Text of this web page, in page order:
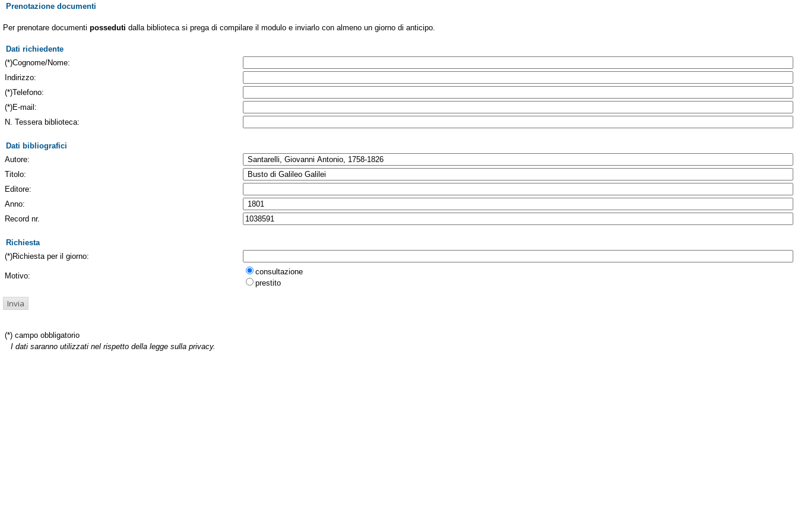
Prenotazione documenti
Per prenotare documenti posseduti dalla biblioteca si prega di compilare il modulo e inviarlo con almeno un giorno di anticipo.
Dati richiedente
(*)Cognome/Nome:
Indirizzo:
(*)Telefono:
(*)E-mail:
N. Tessera biblioteca:
Dati bibliografici
Autore:
Titolo:
Editore:
Anno:
Record nr.
Richiesta
(*)Richiesta per il giorno:
Motivo:
consultazione
prestito
(*) campo obbligatorio
I dati saranno utilizzati nel rispetto della legge sulla privacy.